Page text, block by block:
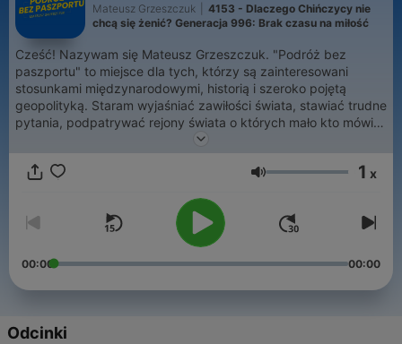
Mateusz Grzeszczuk
4153 - Dlaczego Chińczycy nie
chcą się żenić? Generacja 996: Brak czasu na miłość
Cześć! Nazywam się Mateusz Grzeszczuk. "Podróż bez
paszportu" to miejsce dla tych, którzy są zainteresowani
stosunkami międzynarodowymi, historią i szeroko pojętą
geopolityką. Staram wyjaśniać zawiłości świata, stawiać trudne
pytania, podpatrywać rejony świata o których mało kto mówi.
➡ Podoba Ci się to co robię? Wesprzyj mnie na Patronite.
https://patronite.pl/podrozbezpaszportu ➡ Zapraszam Was
https://www.facebook.com/matgrzeszczuk oraz fanpage
https://www.facebook.com/podrozbezpaszportu
Głośność 1 x
00:00 00:00
Odcinki